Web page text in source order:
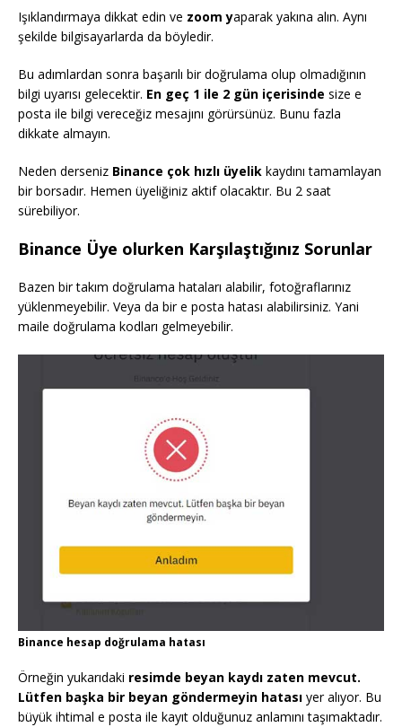
Işıklandırmaya dikkat edin ve zoom yaparak yakına alın. Aynı
şekilde bilgisayarlarda da böyledir.
Bu adımlardan sonra başarılı bir doğrulama olup olmadığının
bilgi uyarısı gelecektir. En geç 1 ile 2 gün içerisinde size e
posta ile bilgi vereceğiz mesajını görürsünüz. Bunu fazla
dikkate almayın.
Neden derseniz Binance çok hızlı üyelik kaydını tamamlayan
bir borsadır. Hemen üyeliğiniz aktif olacaktır. Bu 2 saat
sürebiliyor.
Binance Üye olurken Karşılaştığınız Sorunlar
Bazen bir takım doğrulama hataları alabilir, fotoğraflarınız
yüklenmeyebilir. Veya da bir e posta hatası alabilirsiniz. Yani
maile doğrulama kodları gelmeyebilir.
Binance hesap doğrulama hatası
Örneğin yukarıdaki resimde beyan kaydı zaten mevcut.
Lütfen başka bir beyan göndermeyin hatası yer alıyor. Bu
büyük ihtimal e posta ile kayıt olduğunuz anlamını taşımaktadır.